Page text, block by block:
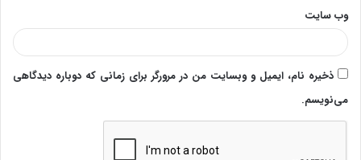
وب‌ سایت
ذخیره نام، ایمیل و وبسایت من در مرورگر برای زمانی که دوباره دیدگاهی
می‌نویسم.